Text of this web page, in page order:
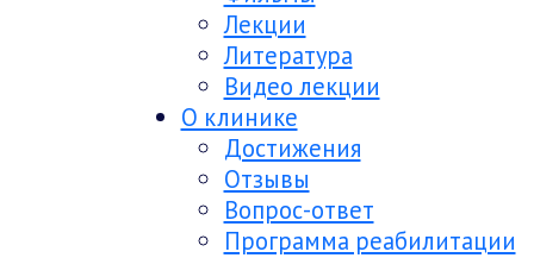
Лекции
Литература
Видео лекции
О клинике
Достижения
Отзывы
Вопрос-ответ
Программа реабилитации